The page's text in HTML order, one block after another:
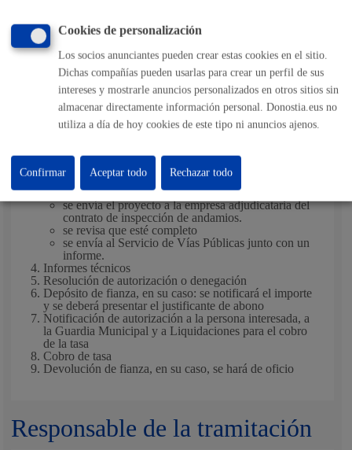
Elementos simples
1. Registro de la solicitud y documentación
2. Subsanación de documentación, en su caso
3. Resolución de autorización o denegación
4. Cobro de tasa
Registro de la solicitud y documentación
Subsanación de documentación, en su caso
En el caso de andamios mayores de 7m. altura:
se envía el proyecto a la empresa adjudicataria del
contrato de inspección de andamios.
se revisa que esté completo
se envía al Servicio de Vías Públicas junto con un
informe.
Informes técnicos
Resolución de autorización o denegación
Depósito de fianza, en su caso: se notificará el importe
y se deberá presentar el justificante de abono
Notificación de autorización a la persona interesada, a
la Guardia Municipal y a Liquidaciones para el cobro
de la tasa
Cobro de tasa
Devolución de fianza, en su caso, se hará de oficio
Responsable de la tramitación
Cookies de personalización
Los socios anunciantes pueden crear estas cookies en el sitio.
Dichas compañías pueden usarlas para crear un perfil de sus
intereses y mostrarle anuncios personalizados en otros sitios sin
almacenar directamente información personal. Donostia.eus no
utiliza a día de hoy cookies de este tipo ni anuncios ajenos.
Rechazar todo
Confirmar Aceptar todo